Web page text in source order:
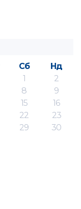
Сб
Нд
1
2
8
9
15
16
22
23
29
30